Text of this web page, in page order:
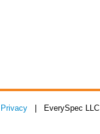
Privacy | EverySpec